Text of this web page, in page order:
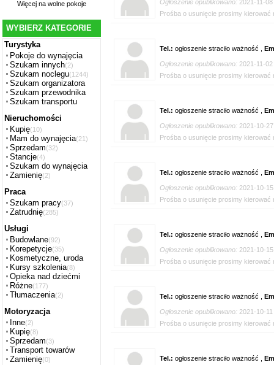
Więcej na wolne pokoje
WYBIERZ KATEGORIE
Turystyka
Pokoje do wynajęcia
Szukam innych(2)
Szukam noclegu(1244)
Szukam organizatora
Szukam przewodnika
Szukam transportu
Nieruchomości
Kupię(10)
Mam do wynajęcia(21)
Sprzedam(32)
Stancje(4)
Szukam do wynajęcia
Zamienię(2)
Praca
Szukam pracy(37)
Zatrudnię(285)
Usługi
Budowlane(92)
Korepetycje(35)
Kosmetyczne, uroda
Kursy szkolenia(8)
Opieka nad dziećmi
Różne(177)
Tłumaczenia(2)
Motoryzacja
Inne(2)
Kupię(8)
Sprzedam(3)
Transport towarów
Zamienię(0)
Ogłoszenie opublikowano: 2021-11-
Prośba o usunięcie prosimy kierować
Tel.: ogłoszenie straciło ważność ,
Ogłoszenie opublikowano: 2021-11-
Prośba o usunięcie prosimy kierować
Tel.: ogłoszenie straciło ważność ,
Ogłoszenie opublikowano: 2021-10-
Prośba o usunięcie prosimy kierować
Tel.: ogłoszenie straciło ważność ,
Ogłoszenie opublikowano: 2021-10-
Prośba o usunięcie prosimy kierować
Tel.: ogłoszenie straciło ważność ,
Ogłoszenie opublikowano: 2021-10-
Prośba o usunięcie prosimy kierować
Tel.: ogłoszenie straciło ważność ,
Ogłoszenie opublikowano: 2021-10-
Prośba o usunięcie prosimy kierować
Tel.: ogłoszenie straciło ważność ,